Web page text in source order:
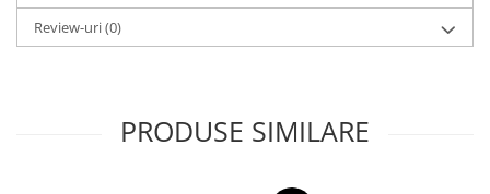
Sisteme server
Review-uri(0)
PRODUSE SIMILARE